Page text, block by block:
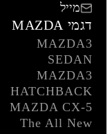
מייל
דגמי MAZDA
MAZDA3
SEDAN
MAZDA3
HATCHBACK
MAZDA CX-5
The All New